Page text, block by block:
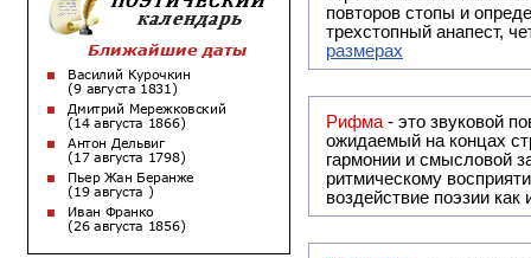
повторов стопы и
трехстопный анапест,
размерах
Рифма - это звуковой повтор, традиционно используемый в поэзии и, как
ожидаемый на концах
гармонии и смысловой
ритмическому
воздействие поэзии